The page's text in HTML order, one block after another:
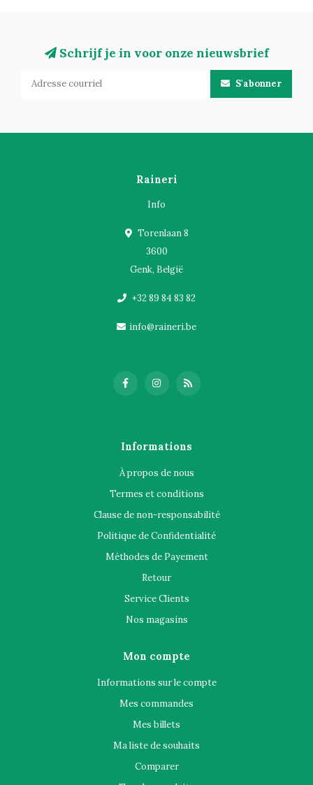
Schrijf je in voor onze nieuwsbrief
S'abonner
Raineri
Info
Torenlaan 8
3600
Genk, België
+32 89 84 83 82
info@raineri.be
Informations
À propos de nous
Termes et conditions
Clause de non-responsabilité
Politique de Confidentialité
Méthodes de Payement
Retour
Service Clients
Nos magasins
Mon compte
Informations sur le compte
Mes commandes
Mes billets
Ma liste de souhaits
Comparer